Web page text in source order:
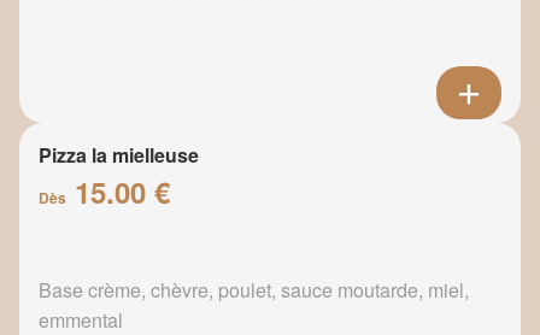
Pizza la mielleuse
Dès 15.00 €
Base crème, chèvre, poulet, sauce moutarde, miel,
emmental